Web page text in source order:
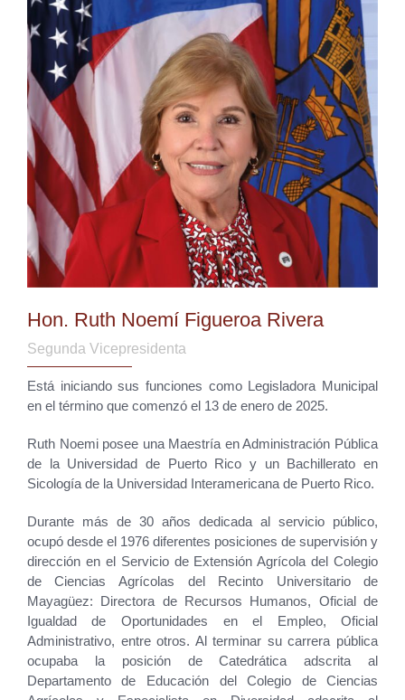
Hon. Ruth Noemí Figueroa Rivera
Segunda Vicepresidenta
Está iniciando sus funciones como Legisladora Municipal
en el término que comenzó el 13 de enero de 2025.
Ruth Noemi posee una Maestría en Administración Pública
de la Universidad de Puerto Rico y un Bachillerato en
Sicología de la Universidad Interamericana de Puerto Rico.
Durante más de 30 años dedicada al servicio público,
ocupó desde el 1976 diferentes posiciones de supervisión y
dirección en el Servicio de Extensión Agrícola del Colegio
de Ciencias Agrícolas del Recinto Universitario de
Mayagüez: Directora de Recursos Humanos, Oficial de
Igualdad de Oportunidades en el Empleo, Oficial
Administrativo, entre otros. Al terminar su carrera pública
ocupaba la posición de Catedrática adscrita al
Departamento de Educación del Colegio de Ciencias